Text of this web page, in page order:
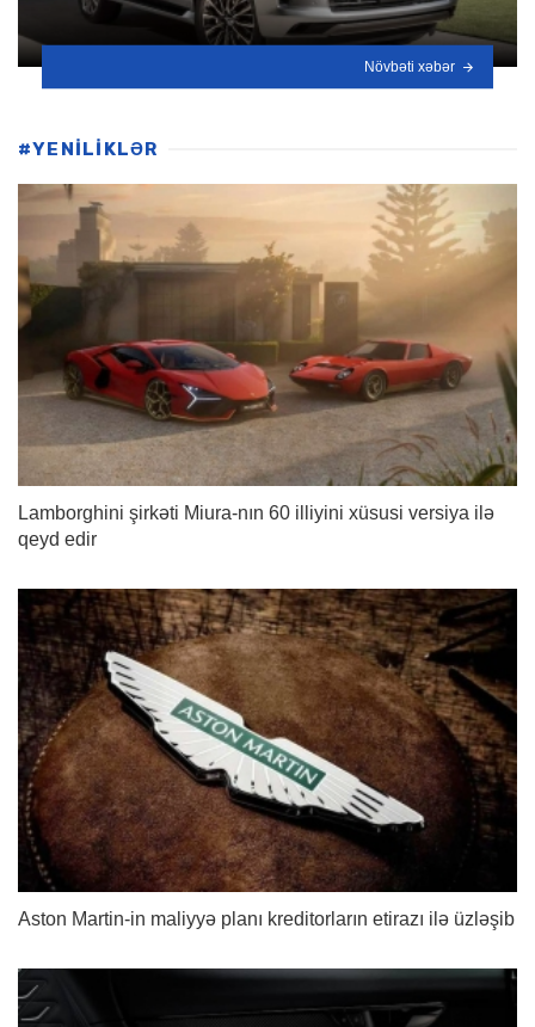
Növbəti xəbər
#YENİLİKLƏR
Lamborghini şirkəti Miura-nın 60 illiyini xüsusi versiya ilə
qeyd edir
Aston Martin-in maliyyə planı kreditorların etirazı ilə üzləşib